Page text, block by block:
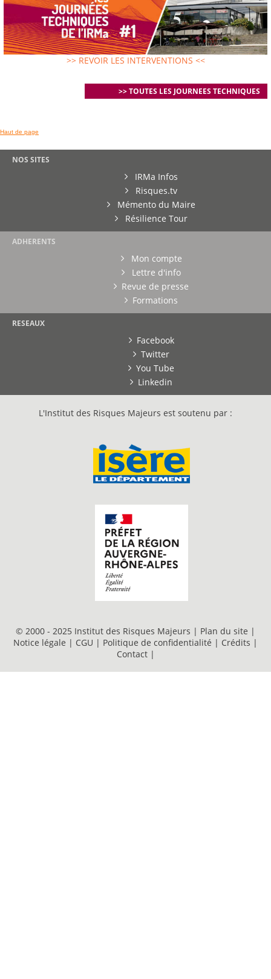
>> REVOIR LES INTERVENTIONS <<
>> TOUTES LES JOURNEES TECHNIQUES
Haut de page
NOS SITES
IRMa Infos
Risques.tv
Mémento du Maire
Résilience Tour
ADHERENTS
Mon compte
Lettre d'info
Revue de presse
Formations
RESEAUX
Facebook
Twitter
You Tube
Linkedin
L'Institut des Risques Majeurs est soutenu par :
© 2000 - 2025 Institut des Risques Majeurs | Plan du site |
Notice légale | CGU | Politique de confidentialité | Crédits |
Contact |